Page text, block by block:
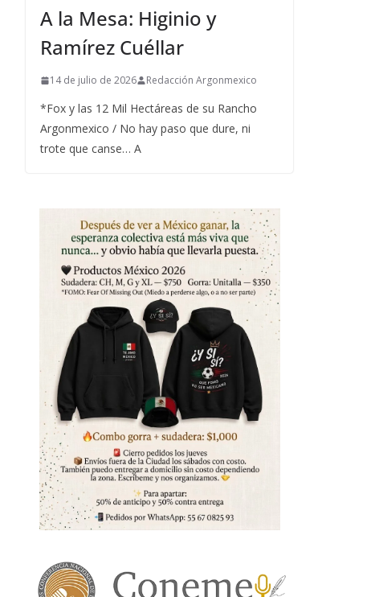
A la Mesa: Higinio y
Ramírez Cuéllar
14 de julio de 2026 Redacción Argonmexico
*Fox y las 12 Mil Hectáreas de su Rancho
Argonmexico / No hay paso que dure, ni
trote que canse… A